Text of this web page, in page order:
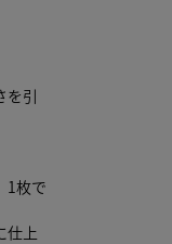
を引
1枚で
仕上